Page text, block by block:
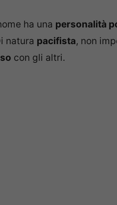
ha una personalità
natura pacifista, non
con gli altri.